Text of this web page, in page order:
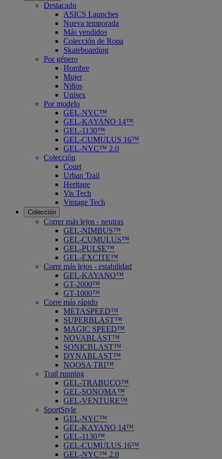
Destacado
ASICS Launches
Nueva temporada
Más vendidos
Colección de Ropa
Skateboarding
Por género
Hombre
Mujer
Niños
Unisex
Por modelo
GEL-NYC™
GEL-KAYANO 14™
GEL-1130™
GEL-CUMULUS 16™
GEL-NYC™ 2.0
Colección
Court
Urban Trail
Heritage
Vis Tech
Vintage Tech
Colección
Correr más lejos - neutras
GEL-NIMBUS™
GEL-CUMULUS™
GEL-PULSE™
GEL-EXCITE™
Corre más lejos - estabilidad
GEL-KAYANO™
GT-2000™
GT-1000™
Corre más rápido
METASPEED™
SUPERBLAST™
MAGIC SPEED™
NOVABLAST™
SONICBLAST™
DYNABLAST™
NOOSA TRI™
Trail running
GEL-TRABUCO™
GEL-SONOMA™
GEL-VENTURE™
SportStyle
GEL-NYC™
GEL-KAYANO 14™
GEL-1130™
GEL-CUMULUS 16™
GEL-NYC™ 2.0